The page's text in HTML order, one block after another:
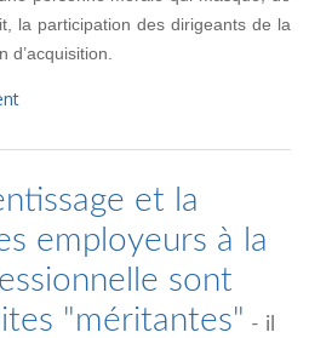
la participation des dirigeants de la
d’acquisition.
et la
employeurs à la
sont
"méritantes" - il